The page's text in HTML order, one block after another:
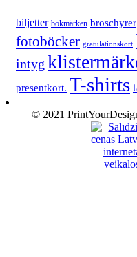
biljetter bokmärken broschyrer
fotoböcker gratulationskort
intyg
presentkort. T-shirts
© 2021